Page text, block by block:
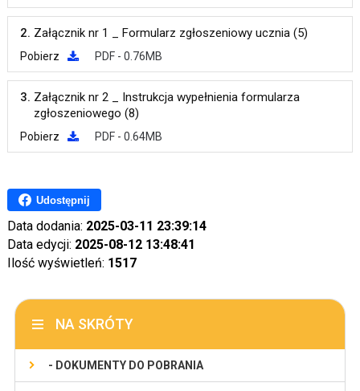
2. Załącznik nr 1 _ Formularz zgłoszeniowy ucznia (5)
Pobierz PDF - 0.76MB
3. Załącznik nr 2 _ Instrukcja wypełnienia formularza
zgłoszeniowego (8)
Pobierz PDF - 0.64MB
Udostępnij
Data dodania: 2025-03-11 23:39:14
Data edycji: 2025-08-12 13:48:41
Ilość wyświetleń: 1517
NA SKRÓTY
- DOKUMENTY DO POBRANIA